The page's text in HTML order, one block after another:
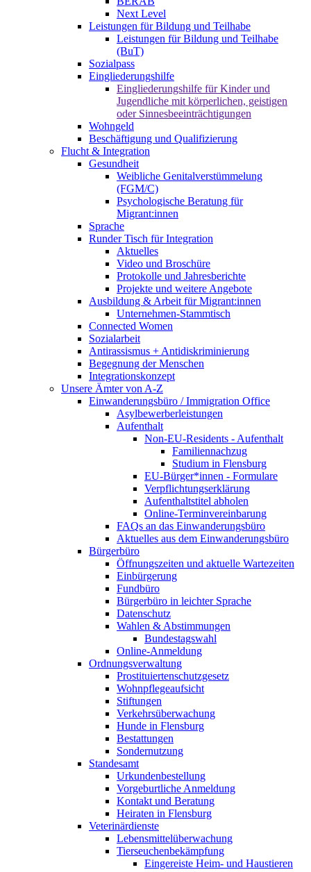
Next Level
Leistungen für Bildung und Teilhabe
Leistungen für Bildung und Teilhabe
(BuT)
Sozialpass
Eingliederungshilfe
Eingliederungshilfe für Kinder und
Jugendliche mit körperlichen, geistigen
oder Sinnesbeeinträchtigungen
Wohngeld
Beschäftigung und Qualifizierung
Flucht & Integration
Gesundheit
Weibliche Genitalverstümmelung
(FGM/C)
Psychologische Beratung für
Migrant:innen
Sprache
Runder Tisch für Integration
Aktuelles
Video und Broschüre
Protokolle und Jahresberichte
Projekte und weitere Angebote
Ausbildung & Arbeit für Migrant:innen
Unternehmen-Stammtisch
Connected Women
Sozialarbeit
Antirassismus + Antidiskriminierung
Begegnung der Menschen
Integrationskonzept
Unsere Ämter von A-Z
Einwanderungsbüro / Immigration Office
Asylbewerberleistungen
Aufenthalt
Non-EU-Residents - Aufenthalt
Familiennachzug
Studium in Flensburg
EU-Bürger*innen - Formulare
Verpflichtungserklärung
Aufenthaltstitel abholen
Online-Terminvereinbarung
FAQs an das Einwanderungsbüro
Aktuelles aus dem Einwanderungsbüro
Bürgerbüro
Öffnungszeiten und aktuelle Wartezeiten
Einbürgerung
Fundbüro
Bürgerbüro in leichter Sprache
Datenschutz
Wahlen & Abstimmungen
Bundestagswahl
Online-Anmeldung
Ordnungsverwaltung
Prostituiertenschutzgesetz
Wohnpflegeaufsicht
Stiftungen
Verkehrsüberwachung
Hunde in Flensburg
Bestattungen
Sondernutzung
Standesamt
Urkundenbestellung
Vorgeburtliche Anmeldung
Kontakt und Beratung
Heiraten in Flensburg
Veterinärdienste
Lebensmittelüberwachung
Tierseuchenbekämpfung
Eingereiste Heim- und Haustieren